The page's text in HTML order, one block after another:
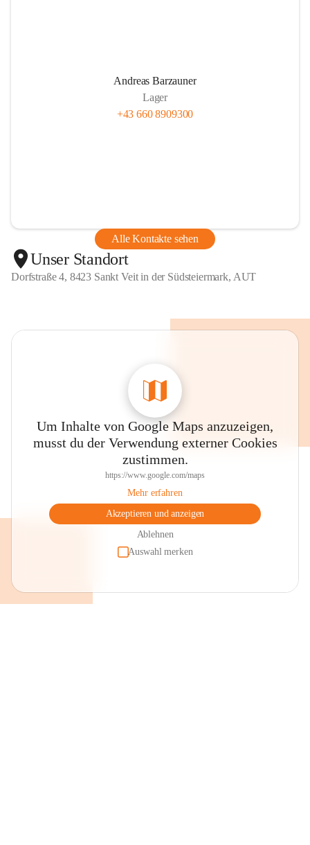
Andreas Barzauner
Lager
+43 660 8909300
Alle Kontakte sehen
Unser Standort
Dorfstraße 4, 8423 Sankt Veit in der Südsteiermark, AUT
Um Inhalte von Google Maps anzuzeigen,
musst du der Verwendung externer Cookies
zustimmen.
https://www.google.com/maps
Mehr erfahren
Akzeptieren und anzeigen
Ablehnen
Auswahl merken